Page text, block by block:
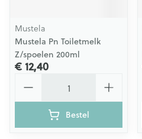
Mustela
Mustela Pn Toiletmelk
Z/spoelen 200ml
€ 12,40
Bestel